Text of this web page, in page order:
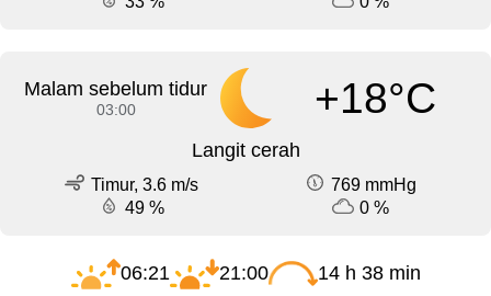
Malam sebelum tidur
03:00 +18°C
Langit cerah
Timur, 3.6 m/s
769 mmHg
49 %
0 %
06:21 21:00 14 h 38 min